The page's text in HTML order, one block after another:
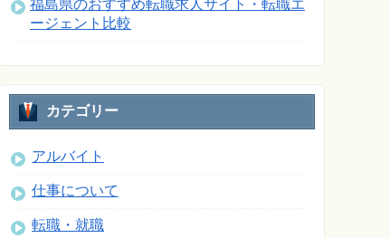
福島県のおすすめ転職求人サイト・転職エ
ージェント比較
カテゴリー
アルバイト
仕事について
転職・就職